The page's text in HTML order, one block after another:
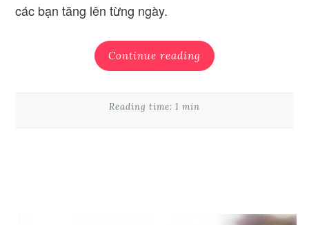
các bạn tăng lên từng ngày.
Continue reading
Reading time: 1 min